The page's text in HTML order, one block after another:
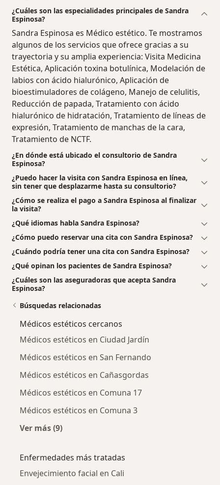
¿Cuáles son las especialidades principales de Sandra
Espinosa?
Sandra Espinosa es Médico estético. Te mostramos
algunos de los servicios que ofrece gracias a su
trayectoria y su amplia experiencia: Visita Medicina
Estética, Aplicación toxina botulínica, Modelación de
labios con ácido hialurónico, Aplicación de
bioestimuladores de colágeno, Manejo de celulitis,
Reducción de papada, Tratamiento con ácido
hialurónico de hidratación, Tratamiento de líneas de
expresión, Tratamiento de manchas de la cara,
Tratamiento de NCTF.
¿En dónde está ubicado el consultorio de Sandra
Espinosa?
¿Puedo hacer la visita con Sandra Espinosa en línea,
sin tener que desplazarme hasta su consultorio?
¿Cómo se realiza el pago a Sandra Espinosa al finalizar
la visita?
¿Qué idiomas habla Sandra Espinosa?
¿Cómo puedo reservar una cita con Sandra Espinosa?
¿Cuándo podría tener una cita con Sandra Espinosa?
¿Qué opinan los pacientes de Sandra Espinosa?
¿Cuáles son las aseguradoras que acepta Sandra
Espinosa?
Búsquedas relacionadas
Médicos estéticos cercanos
Médicos estéticos en Ciudad Jardín
Médicos estéticos en San Fernando
Médicos estéticos en Cañasgordas
Médicos estéticos en Comuna 17
Médicos estéticos en Comuna 3
Ver más (9)
Enfermedades más tratadas
Envejecimiento facial en Cali